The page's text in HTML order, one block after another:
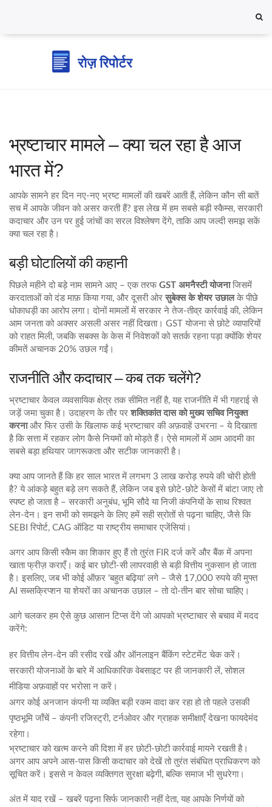
भ्रष्टाचार मामले – क्या चल रहा है आज
भारत में?
आपके सामने हर दिन नए‑नए भ्रष्ट मामलों की खबरें आती हैं, लेकिन कौन सी बातें
सच में आपके जीवन को असर करती हैं? इस लेख में हम सबसे बड़ी स्कैम्स, सरकारी
कदाचार और उन पर हुई जांचों का सरल विश्लेषण देंगे, ताकि आप जल्दी समझ सकें
क्या चल रहा है।
बड़ी घोटालियों की कहानी
पिछले महीने दो बड़े नाम सामने आए – एक तरफ GST अमनैस्टी योजनाजिसमें
करदाताओं को दंड माफ़ किया गया, और दूसरी ओर सुबेक्स के शेयर उछालके पीछे
धोकाधड़ी का आरोप लगा। दोनों मामलों में सरकार ने तेज‑तीव्र कार्रवाई की, लेकिन
आम जनता को अक्सर असली असर नहीं दिखता। GST योजना से छोटे व्यापारियों
को राहत मिली, जबकि सबक्स के केस में निवेशकों को सतर्क रहना पड़ा क्योंकि शेयर
कीमतें अचानक 20% उछल गईं।
राजनीति और कदाचार – कब तक चलेंगे?
भ्रष्टाचार केवल व्यवसायिक क्षेत्र तक सीमित नहीं है, यह राजनीति में भी गहराई से
जड़ें जमा चुका है। उदाहरण के तौर पर शक्तिकांत दास को मुख्य सचिव नियुक्त
करनाऔर फिर उसी के खिलाफ कई भ्रष्टाचार की अफ़वाहें उभरना – ये दिखाता
है कि सत्ता में रहकर लोग कैसे नियमों को मोड़ते हैं। ऐसे मामलों में आम आदमी का
सबसे बड़ा हथियार जागरूकता और सटीक जानकारी है।
क्या आप जानते हैं कि हर साल भारत में लगभग 3 लाख करोड़ रुपये की चोरी होती
है? ये आंकड़े बहुत बड़े लग सकते हैं, लेकिन जब इसे छोटे‑छोटे केसों में बांटा जाए तो
स्पष्ट हो जाता है – सरकारी अनुबंध, भूमि सौदे या निजी कंपनियों के साथ रिश्वत
लेन‑देन। इन सभी को समझने के लिए हमें सही स्रोतों से पढ़ना चाहिए, जैसे कि
SEBI रिपोर्ट, CAG ऑडिट या राष्ट्रीय समाचार एजेंसियां।
अगर आप किसी स्कैम का शिकार हुए हैं तो तुरंत FIR दर्ज करें और बैंक में अपना
खाता फ्रीज़ कराएँ। कई बार छोटी‑सी लापरवाही से बड़ी वित्तीय नुकसान हो जाता
है। इसलिए, जब भी कोई ऑफ़र ‘बहुत बढ़िया’ लगे – जैसे 17,000 रुपये की मुफ्त
AI सब्सक्रिप्शन या शेयरों का अचानक उछाल – तो दो‑तीन बार सोचा चाहिए।
आगे चलकर हम ऐसे कुछ आसान टिप्स देंगे जो आपको भ्रष्टाचार से बचाव में मदद
करेंगे:
हर वित्तीय लेन‑देन की रसीद रखें और ऑनलाइन बैंकिंग स्टेटमेंट चेक करें।
सरकारी योजनाओं के बारे में आधिकारिक वेबसाइट पर ही जानकारी लें, सोशल
मीडिया अफ़वाहों पर भरोसा न करें।
अगर कोई अनजान कंपनी या व्यक्ति बड़ी रकम वादा कर रहा हो तो पहले उसकी
पृष्ठभूमि जाँचें – कंपनी रजिस्ट्री, टर्नओवर और ग्राहक समीक्षाएँ देखना फायदेमंद
रहेगा।
भ्रष्टाचार को खत्म करने की दिशा में हर छोटी‑छोटी कार्रवाई मायने रखती है।
अगर आप अपने आस-पास किसी कदाचार को देखें तो तुरंत संबंधित प्राधिकरण को
सूचित करें। इससे न केवल व्यक्तिगत सुरक्षा बढ़ेगी, बल्कि समाज भी सुधरेगा।
अंत में याद रखें – खबरें पढ़ना सिर्फ जानकारी नहीं देता, यह आपके निर्णयों को